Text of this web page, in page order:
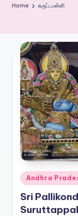
Home சுருட்டபள்ளி
Posted
in
Andhra
Sri